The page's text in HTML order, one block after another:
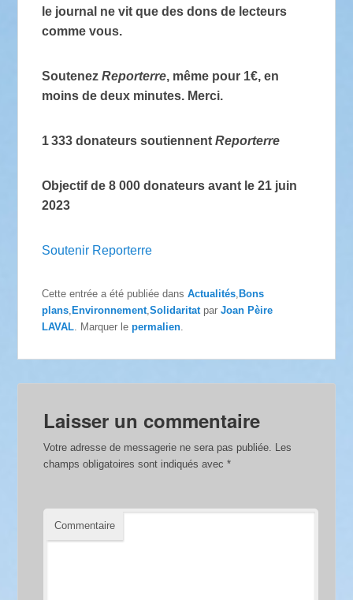
le journal ne vit que des dons de lecteurs
comme vous.
SoutenezReporterre, même pour 1€, en
moins de deux minutes. Merci.
1 333 donateurs soutiennentReporterre
Objectif de 8 000 donateurs avant le 21 juin
2023
Soutenir Reporterre
Cette entrée a été publiée dansActualités ,Bons
plans ,Environnement ,Solidaritat parJoan Pèire
LAVAL . Marquer lepermalien
Laisser un commentaire
Votre adresse de messagerie ne sera pas publiée. Les
champs obligatoires sont indiqués avec*
Commentaire